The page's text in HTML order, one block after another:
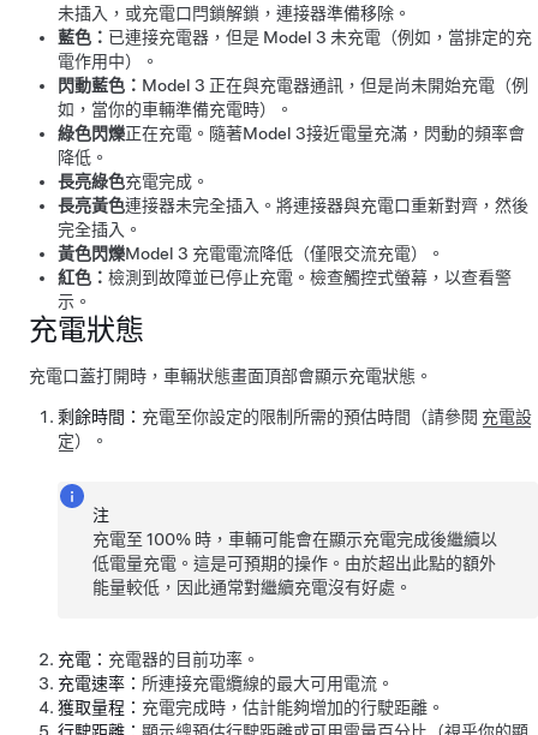
未插入，或充電口閂鎖解鎖，連接器準備移除。
藍色： 已連接充電器，但是 Model 3 未充電（例如，當排定的充
電作用中）。
閃動藍色： Model 3 正在與充電器通訊，但是尚未開始充電（例
如，當你的車輛準備充電時）。
綠色閃爍正在充電。隨著Model 3接近電量充滿，閃動的頻率會
降低。
長亮綠色充電完成。
長亮黃色連接器未完全插入。將連接器與充電口重新對齊，然後
完全插入。
黃色閃爍Model 3 充電電流降低（僅限交流充電）。
紅色： 檢測到故障並已停止充電。檢查觸控式螢幕，以查看警
示。
充電狀態
充電口蓋打開時，車輛狀態畫面頂部會顯示充電狀態。
剩餘時間： 充電至你設定的限制所需的預估時間（請參閱 充電設
定）。
注
充電至 100% 時，車輛可能會在顯示充電完成後繼續以
低電量充電。這是可預期的操作。由於超出此點的額外
能量較低，因此通常對繼續充電沒有好處。
充電： 充電器的目前功率。
充電速率： 所連接充電纜線的最大可用電流。
獲取量程： 充電完成時，估計能夠增加的行駛距離。